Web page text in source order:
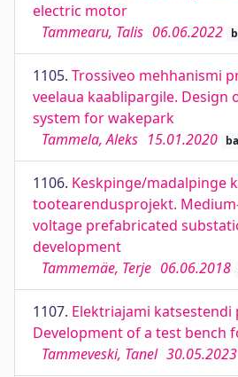
electric motor
Tammearu, Talis 06.06.2022
1105. Trossiveo mehhanismi
veelaua kaablipargile. Design
system for wakepark
Tammela, Aleks 15.01.2020
1106. Keskpinge/madalpinge
tootearendusprojekt.
voltage prefabricated
development
Tammemäe, Terje 06.06.2018
1107. Elektriajami
Development of a test bench
Tammeveski, Tanel 30.05.2023